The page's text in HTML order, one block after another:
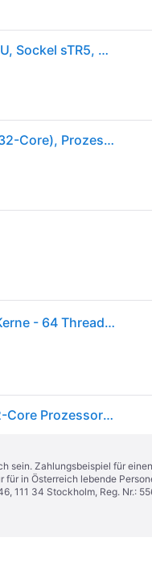
AMD Ryzen™ Threadripper™ 7970X 32-Kern CPU, Sockel sTR5, Boxed (ohne Kühler)
AMD Ryzen Threadripper 7970X (sTR5, 4GHz, 32-Core), Prozessor
AMD Ryzen ThreadRipper 7970X - 4 GHz - 32 Kerne - 64 Threads - 128MB Cache-Speicher - Socket sTR5 - PIB/WOF (100-100001351WOF)
AMD Ryzen Threadripper 7970X 32 x 4 GHz 32-Core Prozessor (CPU) WOF Sockel (PC): - []
sein. Zahlungsbeispiel für
für in Österreich lebende
111 34 Stockholm, Reg. Nr.: